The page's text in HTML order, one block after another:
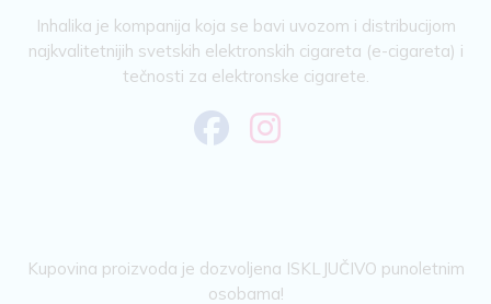
Inhalika je kompanija koja se bavi uvozom i distribucijom
najkvalitetnijih svetskih elektronskih cigareta (e-cigareta) i
tečnosti za elektronske cigarete.
Kupovina proizvoda je dozvoljena ISKLJUČIVO punoletnim
osobama!